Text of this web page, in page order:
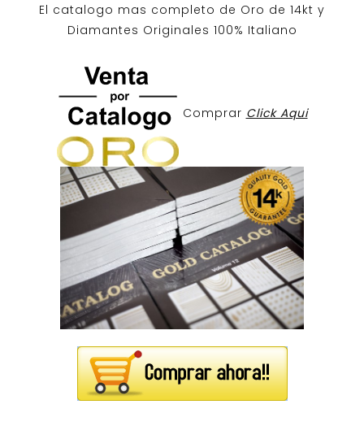
El catalogo mas completo de Oro de 14kt y
Diamantes Originales 100% Italiano
Comprar Click Aqui